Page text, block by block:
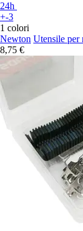
24h
+-3
1 colori
Newton Utensile per
8,75 €